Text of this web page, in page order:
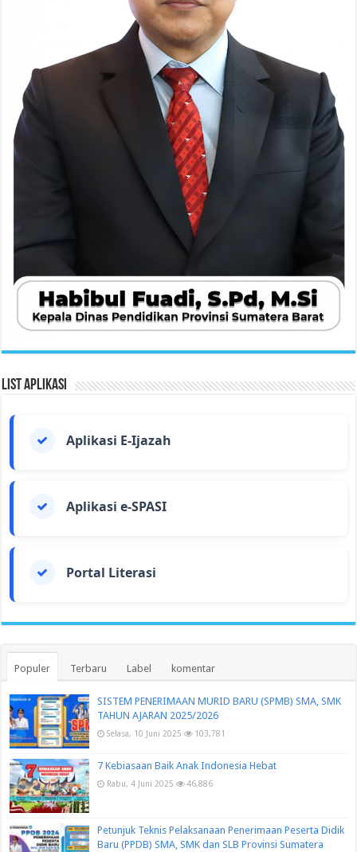
List Aplikasi
Aplikasi E-Ijazah
Aplikasi e-SPASI
Portal Literasi
Populer Terbaru Label komentar
SISTEM PENERIMAAN MURID BARU (SPMB) SMA, SMK
TAHUN AJARAN 2025/2026
Selasa, 10 Juni 2025 103,781
7 Kebiasaan Baik Anak Indonesia Hebat
Rabu, 4 Juni 2025 46,886
Petunjuk Teknis Pelaksanaan Penerimaan Peserta Didik
Baru (PPDB) SMA, SMK dan SLB Provinsi Sumatera